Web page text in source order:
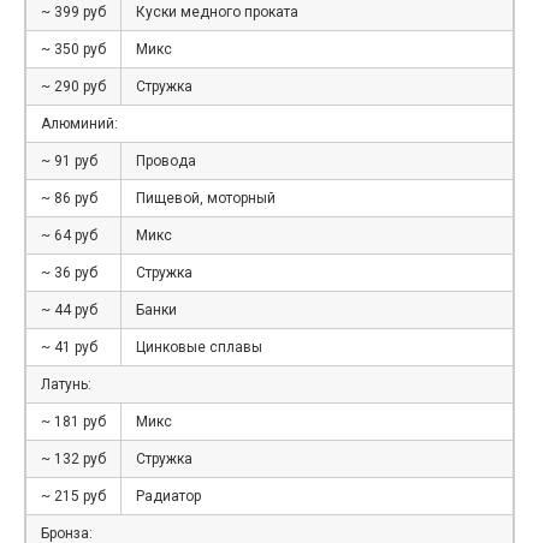
~ 399 руб Куски медного проката
~ 350 руб Микс
~ 290 руб Стружка
Алюминий:
~ 91 руб Провода
~ 86 руб Пищевой, моторный
~ 64 руб Микс
~ 36 руб Стружка
~ 44 руб Банки
~ 41 руб Цинковые сплавы
Латунь:
~ 181 руб Микс
~ 132 руб Стружка
~ 215 руб Радиатор
Бронза: